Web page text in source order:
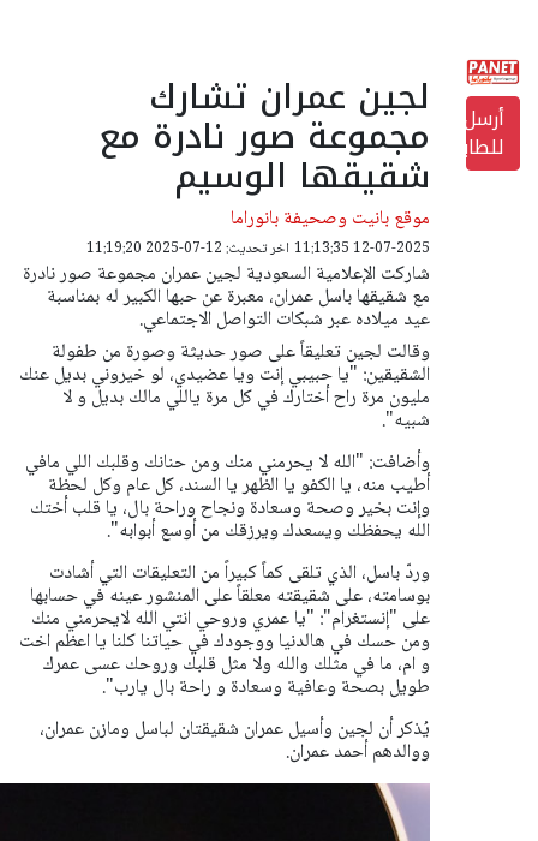
أرسل
للطابعة
لجين عمران تشارك
مجموعة صور نادرة مع
شقيقها الوسيم
موقع بانيت وصحيفة بانوراما
12-07-2025 11:13:35 اخر تحديث: 12-07-2025 11:19:20
شاركت الإعلامية السعودية لجين عمران مجموعة صور نادرة
مع شقيقها باسل عمران، معبرة عن حبها الكبير له بمناسبة
عيد ميلاده عبر شبكات التواصل الاجتماعي.
وقالت لجين تعليقاً على صور حديثة وصورة من طفولة
الشقيقين: "يا حبيبي إنت ويا عضيدي، لو خيروني بديل عنك
مليون مرة راح أختارك في كل مرة ياللي مالك بديل و لا
شبيه".
وأضافت: "الله لا يحرمني منك ومن حنانك وقلبك اللي مافي
أطيب منه، يا الكفو يا الظهر يا السند، كل عام وكل لحظة
وإنت بخير وصحة وسعادة ونجاح وراحة بال، يا قلب أختك
الله يحفظك ويسعدك ويرزقك من أوسع أبوابه".
وردّ باسل، الذي تلقى كماً كبيراً من التعليقات التي أشادت
بوسامته، على شقيقته معلقاً على المنشور عينه في حسابها
على "إنستغرام": "يا عمري وروحي انتي الله لايحرمني منك
ومن حسك في هالدنيا ووجودك في حياتنا كلنا يا اعظم اخت
و ام، ما في مثلك والله ولا مثل قلبك وروحك عسى عمرك
طويل بصحة وعافية وسعادة و راحة بال يارب".
يُذكر أن لجين وأسيل عمران شقيقتان لباسل ومازن عمران،
ووالدهم أحمد عمران.